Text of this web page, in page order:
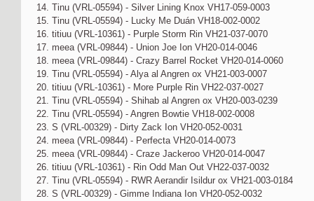
14. Tinu (VRL-05594) - Silver Lining Knox VH17-059-0003
15. Tinu (VRL-05594) - Lucky Me Duán VH18-002-0002
16. titiuu (VRL-10361) - Purple Storm Rin VH21-037-0070
17. meea (VRL-09844) - Union Joe Ion VH20-014-0046
18. meea (VRL-09844) - Crazy Barrel Rocket VH20-014-0060
19. Tinu (VRL-05594) - Alya al Angren ox VH21-003-0007
20. titiuu (VRL-10361) - More Purple Rin VH22-037-0027
21. Tinu (VRL-05594) - Shihab al Angren ox VH20-003-0239
22. Tinu (VRL-05594) - Angren Bowtie VH18-002-0008
23. S (VRL-00329) - Dirty Zack Ion VH20-052-0031
24. meea (VRL-09844) - Perfecta VH20-014-0073
25. meea (VRL-09844) - Craze Jackeroo VH20-014-0047
26. titiuu (VRL-10361) - Rin Odd Man Out VH22-037-0032
27. Tinu (VRL-05594) - RWR Aerandir Isildur ox VH21-003-0184
28. S (VRL-00329) - Gimme Indiana Ion VH20-052-0032